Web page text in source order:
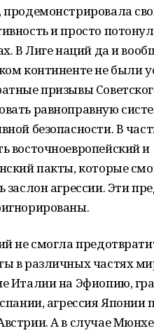
и просто
В Лиге наций да и
континенте не были
призывы
равноправную
безопасности. В
восточноевропейский и
пакты, которые
заслон агрессии. Эти
не смогла
в различных частях
Италии на Эфиопию,
агрессия Японии
А в случае